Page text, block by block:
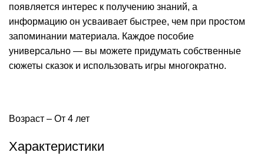
появляется интерес к получению знаний, а
информацию он усваивает быстрее, чем при простом
запоминании материала. Каждое пособие
универсально — вы можете придумать собственные
сюжеты сказок и использовать игры многократно.
Возраст – От 4 лет
Характеристики